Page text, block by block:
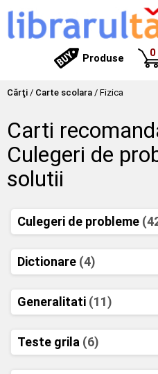
Produse 0
Cărţi / Carte scolara / Fizica
Carti
Culegeri de
solutii
Culegeri de probleme
Dictionare (4)
Generalitati (11)
Teste grila (6)